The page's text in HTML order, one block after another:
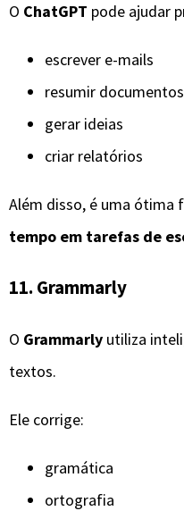
O ChatGPT pode ajudar
escrever e-mails
resumir documentos
gerar ideias
criar relatórios
Além disso, é uma ótima
tempo em tarefas de
11. Grammarly
O Grammarly utiliza
textos.
Ele corrige:
gramática
ortografia